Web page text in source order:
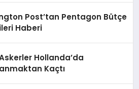
Post’tan Pentagon Bütçe
Haberi
Hollanda’da
Kaçtı